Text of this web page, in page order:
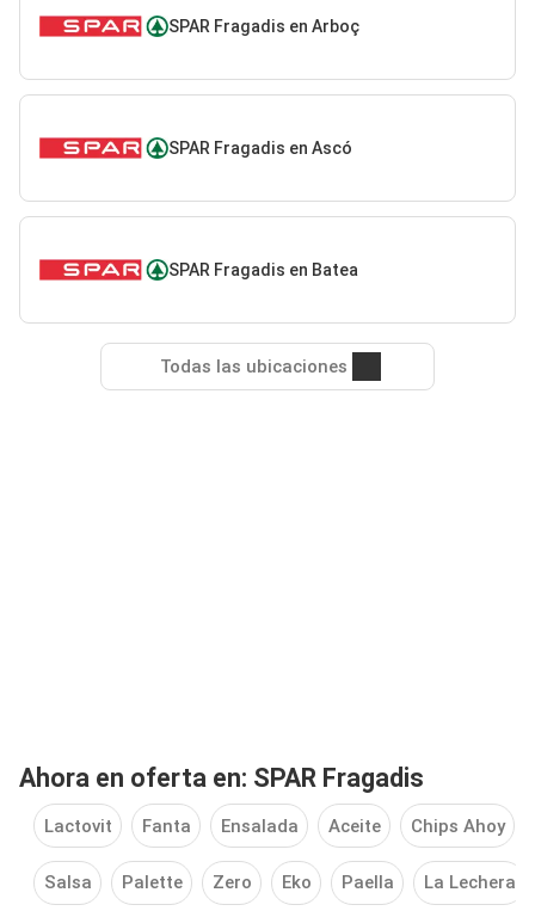
SPAR Fragadis en Arboç
SPAR Fragadis en Ascó
SPAR Fragadis en Batea
Todas las ubicaciones
Ahora en oferta en: SPAR Fragadis
Lactovit Fanta Ensalada Aceite Chips Ahoy
Salsa Palette Zero Eko Paella La Lechera